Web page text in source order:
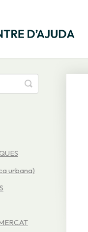
Toggle
Search
urbana)